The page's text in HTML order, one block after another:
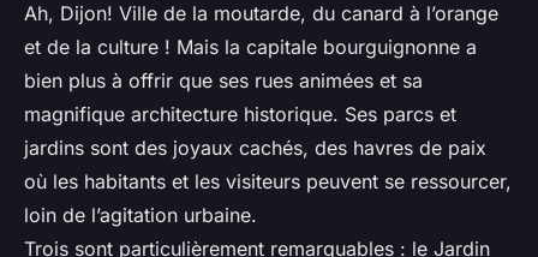
Ah, Dijon! Ville de la moutarde, du canard à l’orange
et de la culture ! Mais la capitale bourguignonne a
bien plus à offrir que ses rues animées et sa
magnifique architecture historique. Ses parcs et
jardins sont des joyaux cachés, des havres de paix
où les habitants et les visiteurs peuvent se ressourcer,
loin de l’agitation urbaine.
Trois sont particulièrement remarquables : le Jardin